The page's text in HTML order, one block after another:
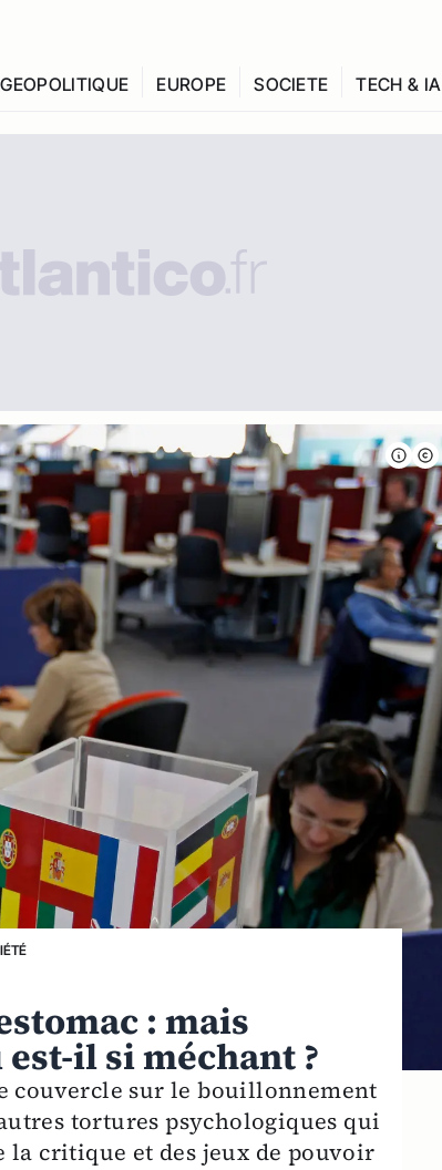
GEOPOLITIQUE EUROPE SOCIETE TECH & IA
: mais
il si méchant ?
couvercle sur le bouillonnement
tortures psychologiques qui
la critique et des jeux de pouvoir